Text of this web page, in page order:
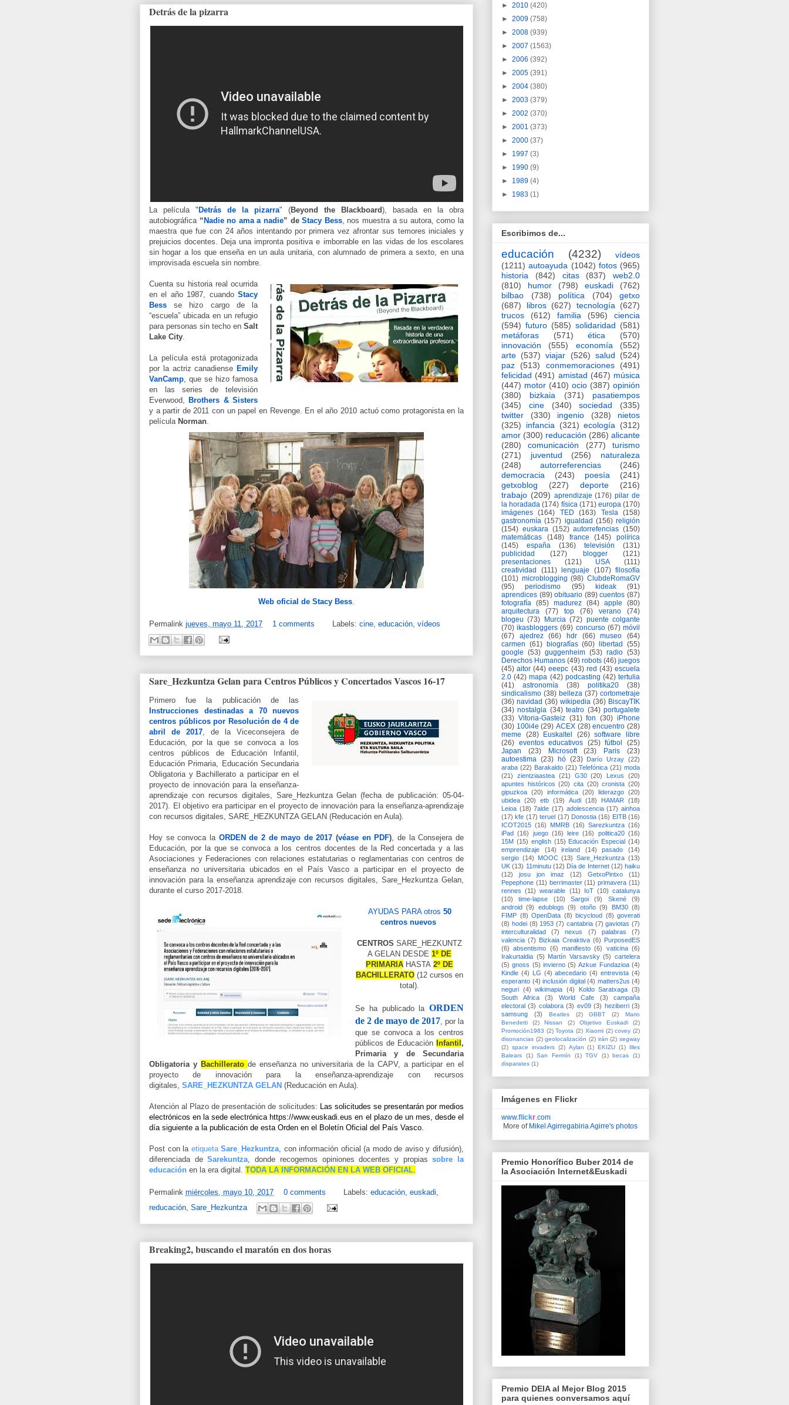
Detrás de la pizarra
La película " Detrás de la pizarra" (Beyond the Blackboard), basada en la obra
autobiográfica “ Nadie no ama a nadie” deStacy Bess, nos muestra a su autora, como la
maestra que fue con 24 años intentando por primera vez afrontar sus temores iniciales y
prejuicios docentes. Deja una impronta positiva e imborrable en las vidas de los escolares
sin hogar a los que enseña en un aula unitaria, con alumnado de primera a sexto, en una
improvisada escuela sin nombre.
Cuenta su historia real ocurrida
en el año 1987, cuando Stacy
Bess
se hizo cargo de la
“escuela” ubicada en un refugio
para personas sin techo en Salt
Lake City
La película está protagonizada
por la actriz canadiense Emily
VanCamp , que se hizo famosa
en las series de televisión
Everwood,
Brothers & Sisters
y a partir de 2011 con un papel en Revenge. En el año 2010 actuó como protagonista en la
película Norman
Web oficial de Stacy Bess
Permalink jueves, mayo 11, 2017 1 comments Labels: cine, educación, vídeos
Sare_Hezkuntza Gelan para Centros Públicos y Concertados Vascos 16-17
Primero fue la publicación de las
Instrucciones destinadas a 70 nuevos
centros públicos por Resolución de 4 de
abril de 2017 , de la Viceconsejera de
Educación, por la que se convoca a los
centros públicos de Educación Infantil,
Educación Primaria, Educación Secundaria
Obligatoria y Bachillerato a participar en el
proyecto de innovación para la enseñanza-
aprendizaje con recursos digitales, Sare_Hezkuntza Gelan (fecha de publicación: 05-04-
2017). El objetivo era participar en el proyecto de innovación para la enseñanza-aprendizaje
con recursos digitales, SARE_HEZKUNTZA GELAN (Reducación en Aula).
Hoy se convoca la ORDEN de 2 de mayo de 2017 (véase en PDF) , de la Consejera de
Educación, por la que se convoca a los centros docentes de la Red concertada y a las
Asociaciones y Federaciones con relaciones estatutarias o reglamentarias con centros de
enseñanza no universitaria ubicados en el País Vasco a participar en el proyecto de
innovación para la enseñanza aprendizaje con recursos digitales, Sare_Hezkuntza Gelan,
durante el curso 2017-2018.
AYUDAS PARA otros 50
centros nuevos
CENTROS SARE_HEZKUNTZ
A GELAN DESDE 1º DE
PRIMARIA HASTA 2º DE
BACHILLERATO (12 cursos en
total).
Se ha publicado la ORDEN
de 2 de mayo de 2017 , por la
que se convoca a los centros
públicos de Educación
Infantil ,
Primaria y de Secundaria
Obligatoria y Bachillerato de enseñanza no universitaria de la CAPV, a participar en el
proyecto de innovación para la enseñanza-aprendizaje con recursos
digitales, SARE_HEZKUNTZA GELAN (Reducación en Aula).
Atención al Plazo de presentación de solicitudes:
Las solicitudes se presentarán por medios
electrónicos en la sede electrónica https://www.euskadi.eus en el plazo de un mes, desde el
día siguiente a la publicación de esta Orden en el Boletín Oficial del País Vasco.
Post con la etiquetaSare_Hezkuntza , con información oficial (a modo de aviso y difusión),
diferenciada deSarekuntza , donde recogemos opiniones docentes y propiassobre la
educación en la era digital. TODA LA INFORMACIÓN EN LA WEB OFICIAL
Permalink miércoles, mayo 10, 2017 0 comments Labels: educación, euskadi,
reducación Sare_Hezkuntza
Breaking2, buscando el maratón en dos horas
► 2010 (420)
► 2009 (758)
► 2008 (939)
► 2007 (1563)
► 2006 (392)
► 2005 (391)
► 2004 (380)
► 2003 (379)
► 2002 (370)
► 2001 (373)
► 2000 (37)
► 1997 (3)
► 1990 (9)
► 1989 (4)
► 1983 (1)
Escribimos de...
educación (4232)
vídeos
(1211) autoayuda (1042) fotos (965)
historia
(842) citas (837)
web2.0
(810)
humor (798) euskadi
(762)
bilbao
(738) política (704)
getxo
(687)
libros (627) tecnología
(627)
trucos
(612) familia (596)
ciencia
(594) futuro (585) solidaridad (581)
metáforas
(571) ética
(570)
innovación
(555) economía
(552)
arte (537) viajar (526) salud
(524)
paz
(513) conmemoraciones
(491)
felicidad (491) amistad (467) música
(447) motor (410) ocio (387) opinión
(380)
bizkaia (371)
pasatiempos
(345)
cine (340) sociedad
(335)
twitter
(330) ingenio (328)
nietos
(325)
infancia (321) ecología
(312)
amor (300) reducación (286) alicante
(280)
comunicación (277)
turismo
(271)
juventud (256)
naturaleza
(248)
autorreferencias
(246)
democracia
(243) poesía
(241)
getxoblog
(227) deporte
(216)
trabajo (209) aprendizaje (176) pilar de
la horadada (174) física (171) europa (170)
imágenes
(164) TED (163) Tesla
(158)
gastronomía (157) igualdad (156) religión
(154) euskara (152) autorrefencias (150)
matemáticas
(148) france (145)
polírica
(145)
españa (136) televisión
(131)
publicidad
(127) blogger
(121)
presentaciones
(121) USA
(111)
creatividad
(111) lenguaje (107) filosofía
(101) microblogging (98) ClubdeRomaGV
(95)
periodismo (95) kideak
(91)
aprendices (89) obituario (89) cuentos (87)
fotografía (85) madurez (84) apple
(80)
arquitectura
(77) top (76) verano
(74)
blogeu (73) Murcia (72) puente colgante
(70) ikasbloggers (69) concurso (67) móvil
(67)
ajedrez (66) hdr (66) museo
(64)
carmen (61) biografías (60) libertad
(55)
google (53) guggenheim (53) radio (53)
Derechos Humanos (49) robots (46) juegos
(45) aitor (44) eeepc (43) red (43) escuela
2.0 (42) mapa (42) podcasting (42) tertulia
(41)
astronomía (38) politika20
(38)
sindicalismo (38) belleza (37) cortometraje
(36) navidad (36) wikipedia (36) BiscayTIK
(34) nostalgia (34) teatro (34) portugalete
(33) Vitoria-Gasteiz (31) fon (30) iPhone
(30) 100i4e (29) ACEX (28) encuentro (28)
meme
(28) Euskaltel (26) software libre
(26) eventos educativos (25) fútbol
(25)
Japan
(23) Microsoft (23) Paris
(23)
autoestima (23) hó (23) Darío Urzay (22)
araba (22) Barakaldo (21) Telefónica (21) moda
(21)
zientziaastea (21) G30 (20) Lexus
(20)
apuntes históricos (20) cita (20) cronista (20)
gipuzkoa (20) informática (20) liderazgo (20)
ubidea (20) etb (19) Audi (18) HAMAR
(18)
Leioa (18) 7alde (17) adolescencia (17) ainhoa
(17) kfe (17) teruel (17) Donostia (16) EITB (16)
ICOT2015 (16) MMRB (16) Sarezkuntza (16)
iPad (16) juego (16) leire (16) politica20 (16)
15M (15) english (15) Educación Especial (14)
emprendizaje
(14) ireland (14) pasado
(14)
sergio (14) MOOC (13) Sare_Hezkuntza (13)
UK (13) 11minutu (12) Día de Internet (12) haiku
(12)
josu jon imaz (12) GetxoPintxo
(11)
Pepephone (11) berrimaster (11) primavera (11)
rennes (11) wearable (11) IoT (10) catalunya
(10)
time-lapse (10) Sargoi (9) Skené
(9)
android (9) edublogs (9) otoño (9) BM30 (8)
FIMP (8) OpenData (8) bicycloud (8) goverati
(8) hodei (8) 1953 (7) cantabria (7) gaviotas (7)
interculturalidad
(7) nexus (7) palabras
(7)
valencia (7) Bizkaia Creaktiva (6) PurposedES
(6)
absentismo (6) manifiesto (6) vaticina (6)
Irakurtaldia (5) Martín Varsavsky (5) cartelera
(5) gnoss (5) invierno (5) Azkue Fundazioa (4)
Kindle (4) LG (4) abecedario (4) entrevista (4)
esperanto (4) inclusión digital (4) matters2us (4)
neguri (4) wikimapia (4) Koldo Saratxaga (3)
South Africa
(3) World Cafe (3)
campaña
electoral (3) colabora (3) ev09 (3) heziberri (3)
samsung
(3) Beatles (2) GBBT (2)
Mario
Benedetti
(2) Nissan (2) Objetivo Euskadi
(2)
Promoción1983 (2) Toyota (2) Xiaomi (2) covey (2)
disonancias (2) geolocalización (2) irán (2) segway
(2) space invaders (2) Aylan (1) EKIZU (1)
Illes
Balears
(1) San Fermín (1) TGV (1) becas
(1)
disparates (1)
Imágenes en Flickr
www.flickr .com
More of Mikel Agirregabiria Agirre's photos
Premio Honorífico Buber 2014 de
la Asociación Internet&Euskadi
Premio DEIA al Mejor Blog 2015
para quienes conversamos aquí